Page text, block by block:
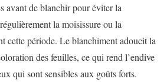
avant de blanchir pour éviter la
la moisissure ou la
cette période. Le blanchiment adoucit la
des feuilles, ce qui rend l’endive
qui sont sensibles aux goûts forts.